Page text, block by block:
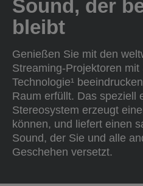
Sound, der
bleibt
Genießen Sie mit den
Streaming-Projektoren
Technologie¹
Raum erfüllt. Das speziell
Stereosystem erzeugt
können, und liefert einen
Sound, der Sie und alle
Geschehen versetzt.